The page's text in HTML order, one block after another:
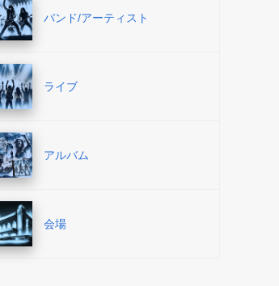
バンド/アーティスト
ライブ
アルバム
会場